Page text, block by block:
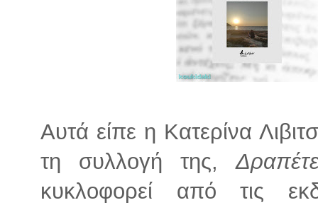
Αυτά είπε η Κατερίνα
τη συλλογή της,
κυκλοφορεί από τις